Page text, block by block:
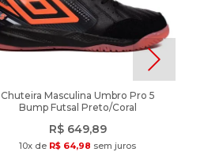
Chuteira Masculina Umbro Pro 5
Bump Futsal Preto/Coral
R$ 649,89
10x de R$ 64,98 sem juros